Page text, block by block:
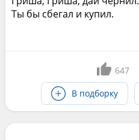
Ты бы сбегал и купил.
647
В подборку